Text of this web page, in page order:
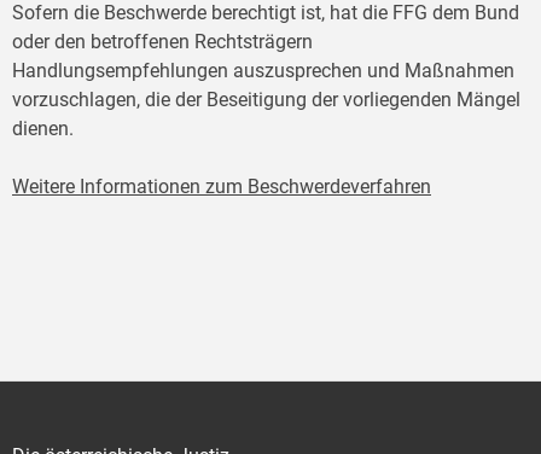
Sofern die Beschwerde berechtigt ist, hat die FFG dem Bund
oder den betroffenen Rechtsträgern
Handlungsempfehlungen auszusprechen und Maßnahmen
vorzuschlagen, die der Beseitigung der vorliegenden Mängel
dienen.
Weitere Informationen zum Beschwerdeverfahren